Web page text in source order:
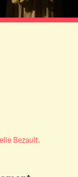
Bezault,